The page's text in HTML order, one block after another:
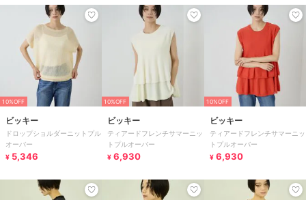
10%OFF
ビッキー
ドロップショルダーニットプル
オーバー
¥ 5,346
10%OFF
ビッキー
ティアードフレンチサマーニッ
トプルオーバー
¥ 6,930
10%OFF
ビッキー
ティアードフレンチサマーニッ
トプルオーバー
¥ 6,930